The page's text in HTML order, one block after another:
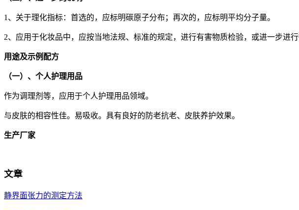
1、关于理化指标：首选的，应标明碳原子分布；再次的，应标明平均分子量。
2、应用于化妆品中，应按当地法规、标准的规定，进行有害物质检验，或进一步进行
用途及示例配方
（一）、个人护理用品
作为调理剂等，应用于个人护理用品领域。
与皮肤的相容性佳。易吸收。具有良好的防老抗老、皮肤养护效果。
生产厂家
文章
静界面张力的测定方法